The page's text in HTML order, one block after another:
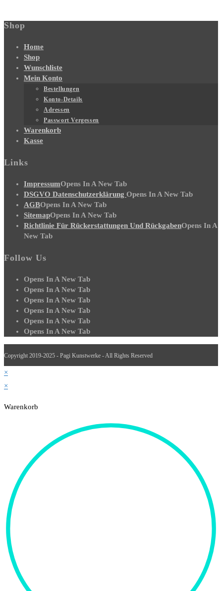
Shop
Home
Shop
Wunschliste
Mein Konto
Bestellungen
Konto-Details
Adressen
Passwort Vergessen
Warenkorb
Kasse
Links
ImpressumOpens In A New Tab
DSGVO Datenschutzerklärung Opens In A New Tab
AGBOpens In A New Tab
SitemapOpens In A New Tab
Richtlinie Für Rückerstattungen Und RückgabenOpens In A
New Tab
Follow Us
Opens In A New Tab
Opens In A New Tab
Opens In A New Tab
Opens In A New Tab
Opens In A New Tab
Opens In A New Tab
Copyright 2019-2025 - Pagi Kunstwerke - All Rights Reserved
×
×
Warenkorb